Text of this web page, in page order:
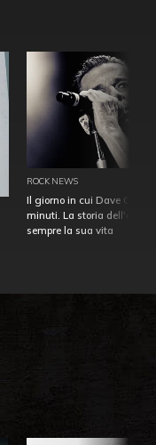
ROCK NEWS
Il giorno in cui Dave
minuti. La storia
sempre la sua vita